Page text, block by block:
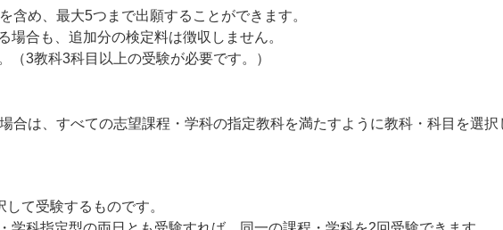
含め、最大5つまで出願することができます。
場合も、追加分の検定料は徴収しません。
（3教科3科目以上の受験が必要です。）
合は、すべての志望課程・学科の指定教科を満たすように教科・科目を選択
て受験するものです。